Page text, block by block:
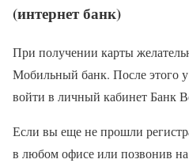
(интернет банк)
При получении карты
Мобильный банк. После этого
войти в личный кабинет Банк
Если вы еще не прошли
в любом офисе или позвонив